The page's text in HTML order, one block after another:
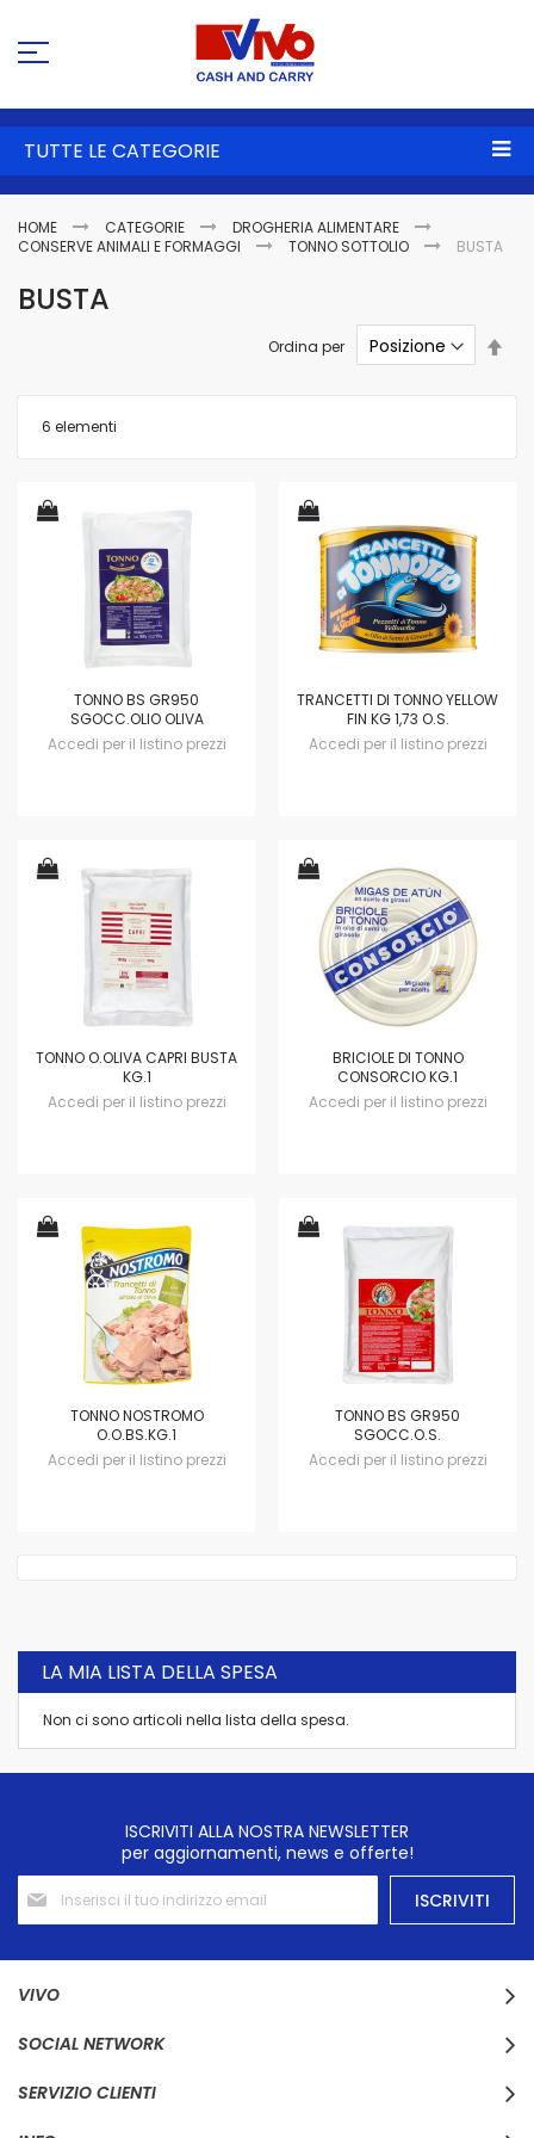
TUTTE LE CATEGORIE
HOME CATEGORIE
DROGHERIA ALIMENTARE
CONSERVE ANIMALI E FORMAGGI
TONNO SOTTOLIO BUSTA
BUSTA
6 elementi
Ordina per
TONNO BS GR950
SGOCC.OLIO OLIVA
Accedi per il listino prezzi
TRANCETTI DI TONNO YELLOW
FIN KG 1,73 O.S.
Accedi per il listino prezzi
TONNO O.OLIVA CAPRI BUSTA
KG.1
Accedi per il listino prezzi
BRICIOLE DI TONNO
CONSORCIO KG.1
Accedi per il listino prezzi
TONNO NOSTROMO
O.O.BS.KG.1
Accedi per il listino prezzi
TONNO BS GR950
SGOCC.O.S.
Accedi per il listino prezzi
LA MIA LISTA DELLA SPESA
Non ci sono articoli nella lista della spesa.
ISCRIVITI ALLA NOSTRA NEWSLETTER
per aggiornamenti, news e offerte!
Iscriviti
alla
nostra
ISCRIVITI
VIVO
SOCIAL NETWORK
SERVIZIO CLIENTI